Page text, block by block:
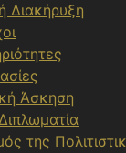
Διακήρυξη
Άσκηση
της